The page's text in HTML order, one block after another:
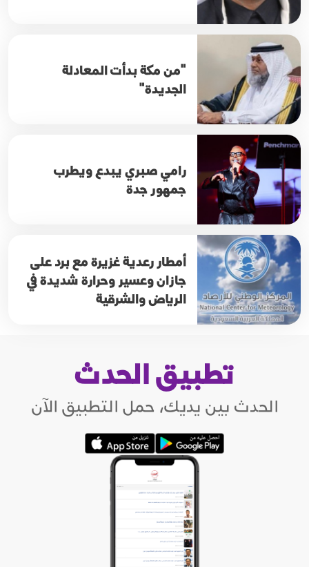
"من مكة بدأت المعادلة
الجديدة"
رامي صبري يبدع ويطرب
جمهور جدة
أمطار رعدية غزيرة مع برد على
جازان وعسير وحرارة شديدة في
الرياض والشرقية
تطبيق الحدث
الحدث بين يديك، حمل التطبيق الآن